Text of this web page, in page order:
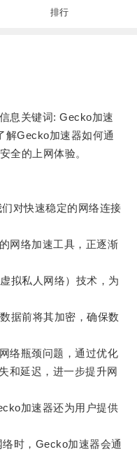
排行
关键词: Gecko加速
解Gecko加速器如何通
全的上网体验。
对快速稳定的网络连接
络加速工具，正逐渐
私人网络）技术，为
前将其加密，确保数
瓶颈问题，通过优化
和延迟，进一步提升网
加速器还为用户提供
时，Gecko加速器会通